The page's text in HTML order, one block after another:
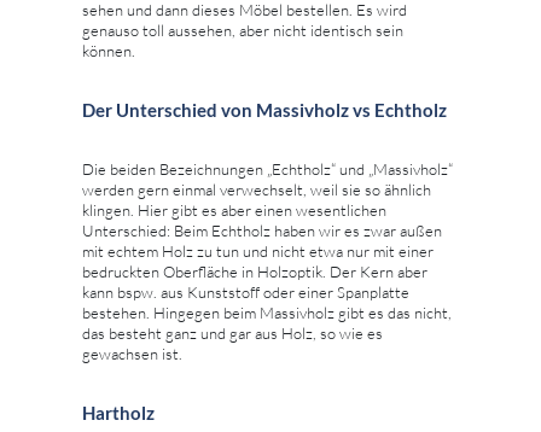
sehen und dann dieses Möbel bestellen. Es wird
genauso toll aussehen, aber nicht identisch sein
können.
Der Unterschied von Massivholz vs Echtholz
Die beiden Bezeichnungen „Echtholz“ und „Massivholz“
werden gern einmal verwechselt, weil sie so ähnlich
klingen. Hier gibt es aber einen wesentlichen
Unterschied: Beim Echtholz haben wir es zwar außen
mit echtem Holz zu tun und nicht etwa nur mit einer
bedruckten Oberfläche in Holzoptik. Der Kern aber
kann bspw. aus Kunststoff oder einer Spanplatte
bestehen. Hingegen beim Massivholz gibt es das nicht,
das besteht ganz und gar aus Holz, so wie es
gewachsen ist.
Hartholz